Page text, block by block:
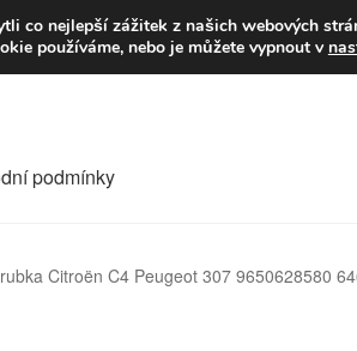
podmínky
Citroën C4 Peugeot 307 9650628580
co nejlepší zážitek z našich webových
používáme, nebo je můžete vypnout v